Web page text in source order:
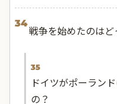
34
戦争を始めたのは
35
ドイツがポーラン
の？